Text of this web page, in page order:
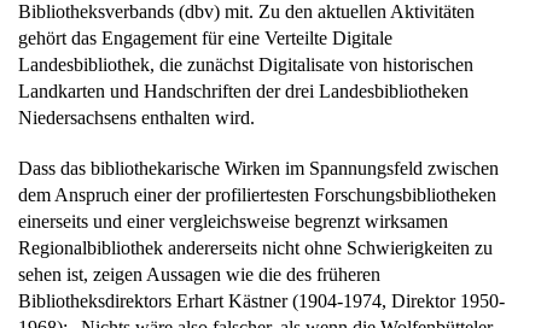
Bibliotheksverbands (dbv) mit. Zu den aktuellen Aktivitäten
gehört das Engagement für eine Verteilte Digitale
Landesbibliothek, die zunächst Digitalisate von historischen
Landkarten und Handschriften der drei Landesbibliotheken
Niedersachsens enthalten wird.
Dass das bibliothekarische Wirken im Spannungsfeld zwischen
dem Anspruch einer der profiliertesten Forschungsbibliotheken
einerseits und einer vergleichsweise begrenzt wirksamen
Regionalbibliothek andererseits nicht ohne Schwierigkeiten zu
sehen ist, zeigen Aussagen wie die des früheren
Bibliotheksdirektors Erhart Kästner (1904-1974, Direktor 1950-